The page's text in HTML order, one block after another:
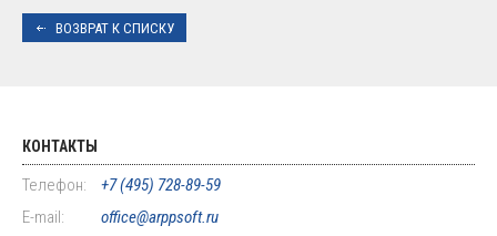
ВОЗВРАТ К СПИСКУ
КОНТАКТЫ
Телефон:
+7 (495) 728-89-59
E-mail:
office@arppsoft.ru